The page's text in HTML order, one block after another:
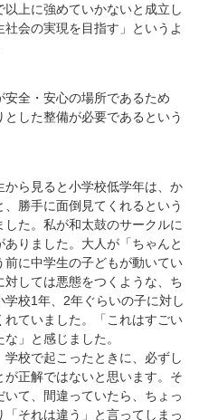
上に強めていかないと成立し
会の実現を目指す」というよ
全・安心の場所であるため
した整備が必要であるという
ら見ると小学校低学年は、か
勝手に面倒見てくれるという
た。私が和太鼓のサークルに
りました。大人が「ちゃんと
に中学生の子どもが動いてい
しては悪態をつくような、ち
校1年、2年ぐらいの子に対し
ていました。「これはすごい
」と感じました。
校で起こったときに、必ずし
正解ではないと思います。そ
て、間違っていたら、ちょっ
それは違う」と言ってしまっ